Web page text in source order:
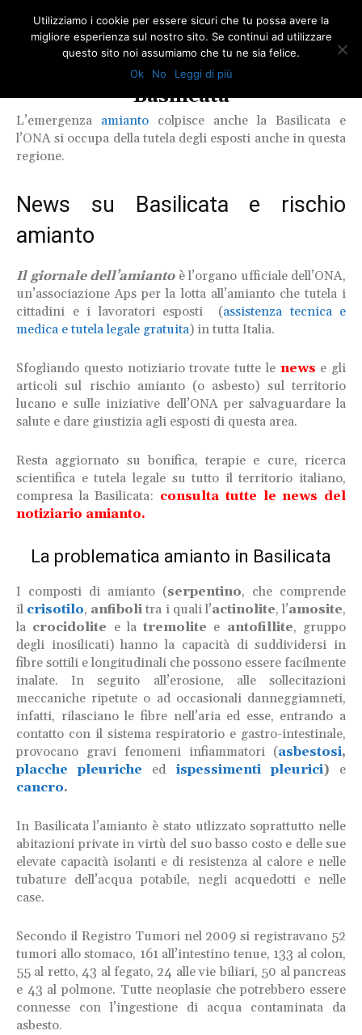
Basilicata
L’emergenza amianto colpisce anche la Basilicata e
l’ONA si occupa della tutela degli esposti anche in questa
regione.
News su Basilicata e rischio
amianto
Il giornale dell’amianto è l’organo ufficiale dell’ONA,
un’associazione Aps per la lotta all’amianto che tutela i
cittadini e i lavoratori esposti (assistenza tecnica e
medica e tutela legale gratuita) in tutta Italia.
Sfogliando questo notiziario trovate tutte le news e gli
articoli sul rischio amianto (o asbesto) sul territorio
lucano e sulle iniziative dell’ONA per salvaguardare la
salute e dare giustizia agli esposti di questa area.
Resta aggiornato su bonifica, terapie e cure, ricerca
scientifica e tutela legale su tutto il territorio italiano,
compresa la Basilicata: consulta tutte le news del
notiziario amianto.
La problematica amianto in Basilicata
I composti di amianto (serpentino, che comprende
il crisotilo, anfiboli tra i quali l’actinolite, l’amosite,
la crocidolite e latremolite e antofillite, gruppo
degli inosilicati) hanno la capacità di suddividersi in
fibre sottili e longitudinali che possono essere facilmente
inalate. In seguito all’erosione, alle sollecitazioni
meccaniche ripetute o ad occasionali danneggiamneti,
infatti, rilasciano le fibre nell’aria ed esse, entrando a
contatto con il sistema respiratorio e gastro-intestinale,
provocano gravi fenomeni infiammatori (asbestosi,
placche pleuriche ed ispessimenti pleurici) e
cancro.
In Basilicata l’amianto è stato utlizzato soprattutto nelle
abitazioni private in virtù del suo basso costo e delle sue
elevate capacità isolanti e di resistenza al calore e nelle
tubature dell’acqua potabile, negli acquedotti e nelle
case.
Secondo il Registro Tumori nel 2009 si registravano 52
tumori allo stomaco, 161 all’intestino tenue, 133 al colon,
55 al retto, 43 al fegato, 24 alle vie biliari, 50 al pancreas
e 43 al polmone. Tutte neoplasie che potrebbero essere
connesse con l’ingestione di acqua contaminata da
asbesto.
Utilizziamo i cookie per essere sicuri che tu possa avere la
migliore esperienza sul nostro sito. Se continui ad utilizzare
questo sito noi assumiamo che tu ne sia felice.
Ok
No Leggi di più